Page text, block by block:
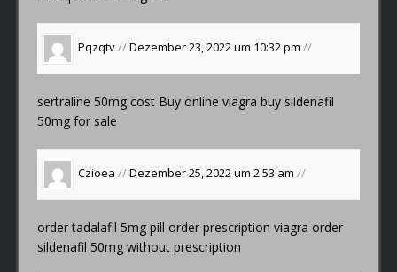
Pqzqtv//Dezember 23, 2022 um 10:32 pm//
sertraline 50mg cost Buy online viagra buy sildenafil
50mg for sale
Czioea //Dezember 25, 2022 um 2:53 am//
order tadalafil 5mg pillorder prescription viagra order
sildenafil 50mg without prescription